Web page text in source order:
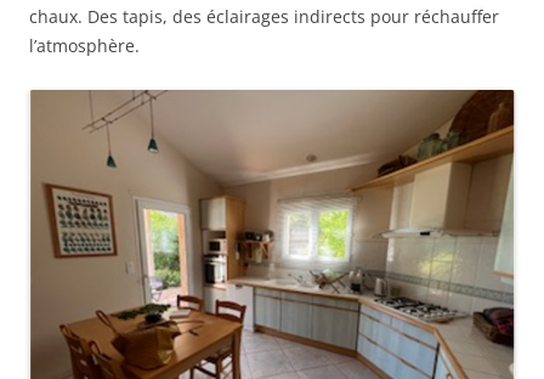
chaux. Des tapis, des éclairages indirects pour réchauffer
l’atmosphère.